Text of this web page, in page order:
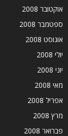
אוקטובר 2008
ספטמבר 2008
אוגוסט 2008
יולי 2008
יוני 2008
מאי 2008
אפריל 2008
מרץ 2008
פברואר 2008